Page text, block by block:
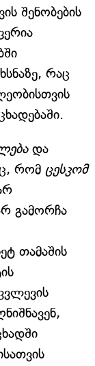
შენობების
რაც
და
რომ ცესკომ
გამორჩა
თამაშის